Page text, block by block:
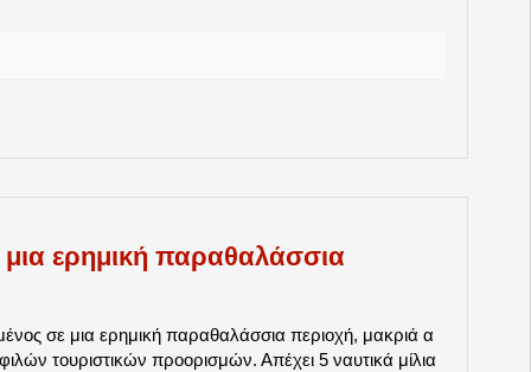
ερημική παραθαλάσσια
σε μια ερημική παραθαλάσσια περιοχή, μακριά α
τουριστικών προορισμών. Απέχει 5 ναυτικά μίλια